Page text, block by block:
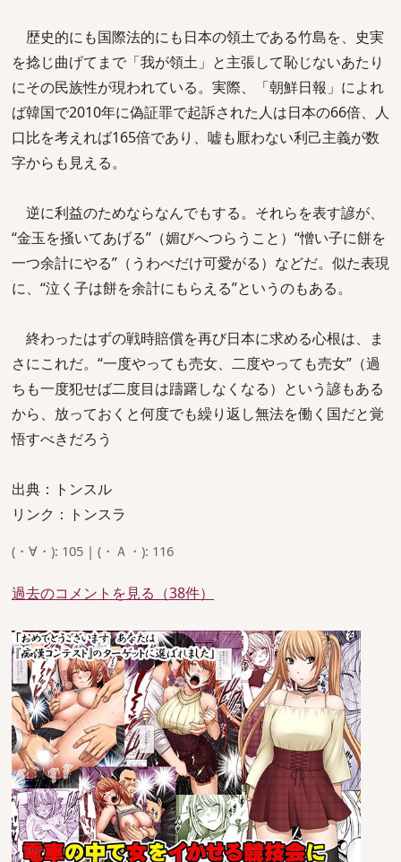
歴史的にも国際法的にも日本の領土である竹島を、史実
を捻じ曲げてまで「我が領土」と主張して恥じないあたり
にその民族性が現われている。実際、「朝鮮日報」によれ
ば韓国で2010年に偽証罪で起訴された人は日本の66倍、人
口比を考えれば165倍であり、嘘も厭わない利己主義が数
字からも見える。
逆に利益のためならなんでもする。それらを表す諺が、
“金玉を掻いてあげる”（媚びへつらうこと）“憎い子に餅を
一つ余計にやる”（うわべだけ可愛がる）などだ。似た表現
に、“泣く子は餅を余計にもらえる”というのもある。
終わったはずの戦時賠償を再び日本に求める心根は、ま
さにこれだ。“一度やっても売女、二度やっても売女”（過
ちも一度犯せば二度目は躊躇しなくなる）という諺もある
から、放っておくと何度でも繰り返し無法を働く国だと覚
悟すべきだろう
出典：トンスル
リンク：トンスラ
(・∀・): 105 | (・Ａ・): 116
過去のコメントを見る（38件）